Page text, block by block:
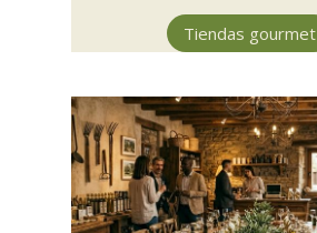
Tiendas gourmet